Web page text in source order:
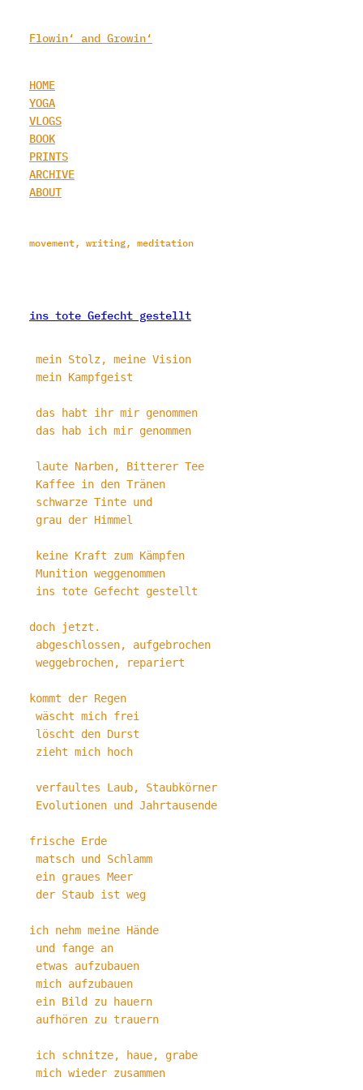
springenFlowin‘ and Growin‘
HOME
YOGA
VLOGS
BOOK
PRINTS
ARCHIVE
ABOUT
movement, writing, meditation
ins tote Gefecht gestellt
mein Stolz, meine Vision
mein Kampfgeist
das habt ihr mir genommen
das hab ich mir genommen
laute Narben, Bitterer Tee
Kaffee in den Tränen
schwarze Tinte und
grau der Himmel
keine Kraft zum Kämpfen
Munition weggenommen
ins tote Gefecht gestellt
doch jetzt.
abgeschlossen, aufgebrochen
weggebrochen, repariert
kommt der Regen
wäscht mich frei
löscht den Durst
zieht mich hoch
verfaultes Laub, Staubkörner
Evolutionen und Jahrtausende
frische Erde
matsch und Schlamm
ein graues Meer
der Staub ist weg
ich nehm meine Hände
und fange an
etwas aufzubauen
mich aufzubauen
ein Bild zu hauern
aufhören zu trauern
ich schnitze, haue, grabe
mich wieder zusammen